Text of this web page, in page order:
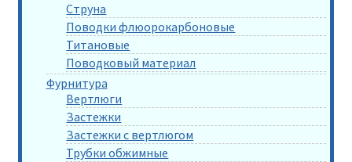
Струна
Поводки флюорокарбоновые
Титановые
Поводковый материал
Фурнитура
Вертлюги
Застежки
Застежки с вертлюгом
Трубки обжимные